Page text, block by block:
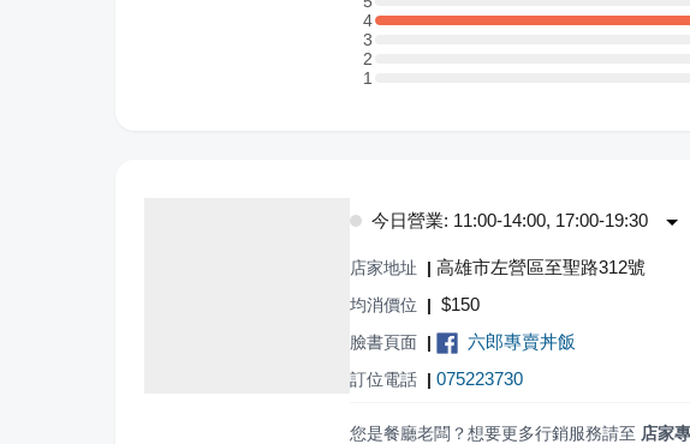
5 星：0 則評論
4
4 星：3 則評論
3
3 星：0 則評論
2
2 星：0 則評論
11 星：0 則評論
今日營業: 11:00-14:00, 17:00-19:30
店家地址 | 高雄市左營區至聖路312號
均消價位 | $150
臉書頁面 | 六郎專賣丼飯
訂位電話 | 075223730
您是餐廳老闆？想要更多行銷服務請至 店家